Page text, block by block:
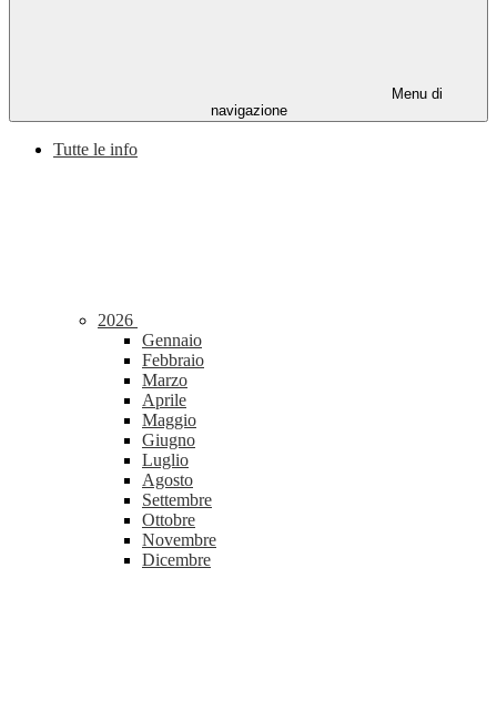
Menu di
navigazione
Tutte le info
2026
Gennaio
Febbraio
Marzo
Aprile
Maggio
Giugno
Luglio
Agosto
Settembre
Ottobre
Novembre
Dicembre